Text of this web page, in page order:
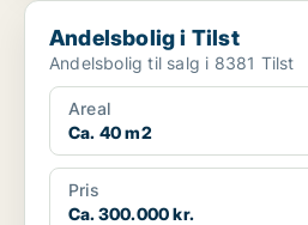
Andelsbolig i Tilst
Andelsbolig i Tilst
Andelsbolig til salg i 8381 Tilst
Areal
Ca. 40 m2
Pris
Ca. 300.000 kr.